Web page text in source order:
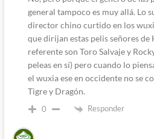
general tampoco es muy allá. Lo
director chino curtido en los
que dirijan estas pelis señores
referente son Toro Salvaje y
peleas en sí) pero cuando lo
el wuxia ese en occidente no se
Tigre y Dragón.
0 Responder